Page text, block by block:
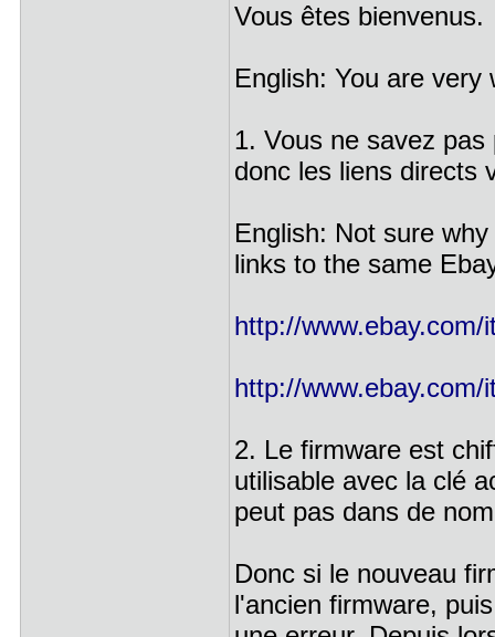
Vous êtes bienvenus.
English: You are very
1. Vous ne savez
donc les liens directs
English: Not sure
links to the same
http://
http://
2. Le firmware est
utilisable avec la clé
peut pas dans de
Donc si le nouveau
l'ancien firmware,